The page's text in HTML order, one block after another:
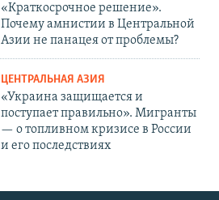
«Краткосрочное решение».
Почему амнистии в Центральной
Азии не панацея от проблемы?
ЦЕНТРАЛЬНАЯ АЗИЯ
«Украина защищается и
поступает правильно». Мигранты
— о топливном кризисе в России
и его последствиях